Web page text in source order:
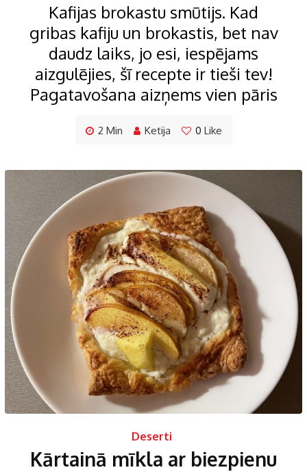
Kafijas brokastu smūtijs. Kad
gribas kafiju un brokastis, bet nav
daudz laiks, jo esi, iespējams
aizgulējies, šī recepte ir tieši tev!
Pagatavošana aizņems vien pāris
2 Min Ketija 0 Like
Deserti
Kārtainā mīkla ar biezpienu